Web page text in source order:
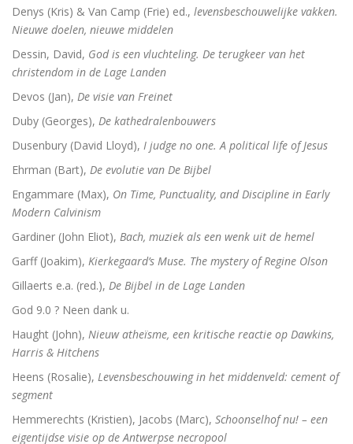
Denys (Kris) & Van Camp (Frie) ed., levensbeschouwelijke vakken.
Nieuwe doelen, nieuwe middelen
Dessin, David, God is een vluchteling. De terugkeer van het
christendom in de Lage Landen
Devos (Jan), De visie van Freinet
Duby (Georges), De kathedralenbouwers
Dusenbury (David Lloyd), I judge no one. A political life of Jesus
Ehrman (Bart), De evolutie van De Bijbel
Engammare (Max), On Time, Punctuality, and Discipline in Early
Modern Calvinism
Gardiner (John Eliot), Bach, muziek als een wenk uit de hemel
Garff (Joakim), Kierkegaard’s Muse. The mystery of Regine Olson
Gillaerts e.a. (red.), De Bijbel in de Lage Landen
God 9.0 ? Neen dank u.
Haught (John), Nieuw atheïsme, een kritische reactie op Dawkins,
Harris & Hitchens
Heens (Rosalie), Levensbeschouwing in het middenveld: cement of
segment
Hemmerechts (Kristien), Jacobs (Marc), Schoonselhof nu! – een
eigentijdse visie op de Antwerpse necropool